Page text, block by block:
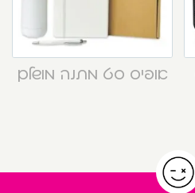
אופיס סט מתנה מושלם